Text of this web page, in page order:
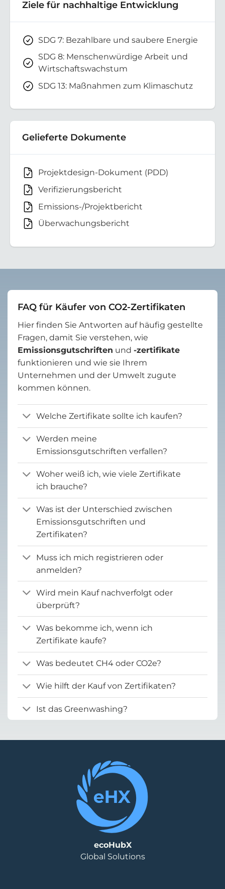
Ziele für nachhaltige Entwicklung
SDG 7: Bezahlbare und saubere Energie
SDG 8: Menschenwürdige Arbeit und
Wirtschaftswachstum
SDG 13: Maßnahmen zum Klimaschutz
Gelieferte Dokumente
Projektdesign-Dokument (PDD)
Verifizierungsbericht
Emissions-/Projektbericht
Überwachungsbericht
FAQ für Käufer von CO2-Zertifikaten
Hier finden Sie Antworten auf häufig gestellte
Fragen, damit Sie verstehen, wie
Emissionsgutschriften und -zertifikate
funktionieren und wie sie Ihrem
Unternehmen und der Umwelt zugute
kommen können.
Welche Zertifikate sollte ich kaufen?
Werden meine
Emissionsgutschriften verfallen?
Woher weiß ich, wie viele Zertifikate
ich brauche?
Was ist der Unterschied zwischen
Emissionsgutschriften und
Zertifikaten?
Muss ich mich registrieren oder
anmelden?
Wird mein Kauf nachverfolgt oder
überprüft?
Was bekomme ich, wenn ich
Zertifikate kaufe?
Was bedeutet CH4 oder CO2e?
Wie hilft der Kauf von Zertifikaten?
Ist das Greenwashing?
ecoHubX
Global Solutions